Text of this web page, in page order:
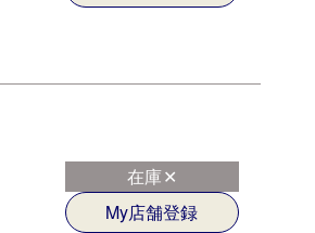
在庫✕
My店舗登録